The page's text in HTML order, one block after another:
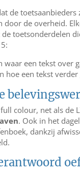
de
door de overheid.
toetsonderdelen
waar een tekst over
hoe een tekst
colour, net als de
. Ook in het
dankzij